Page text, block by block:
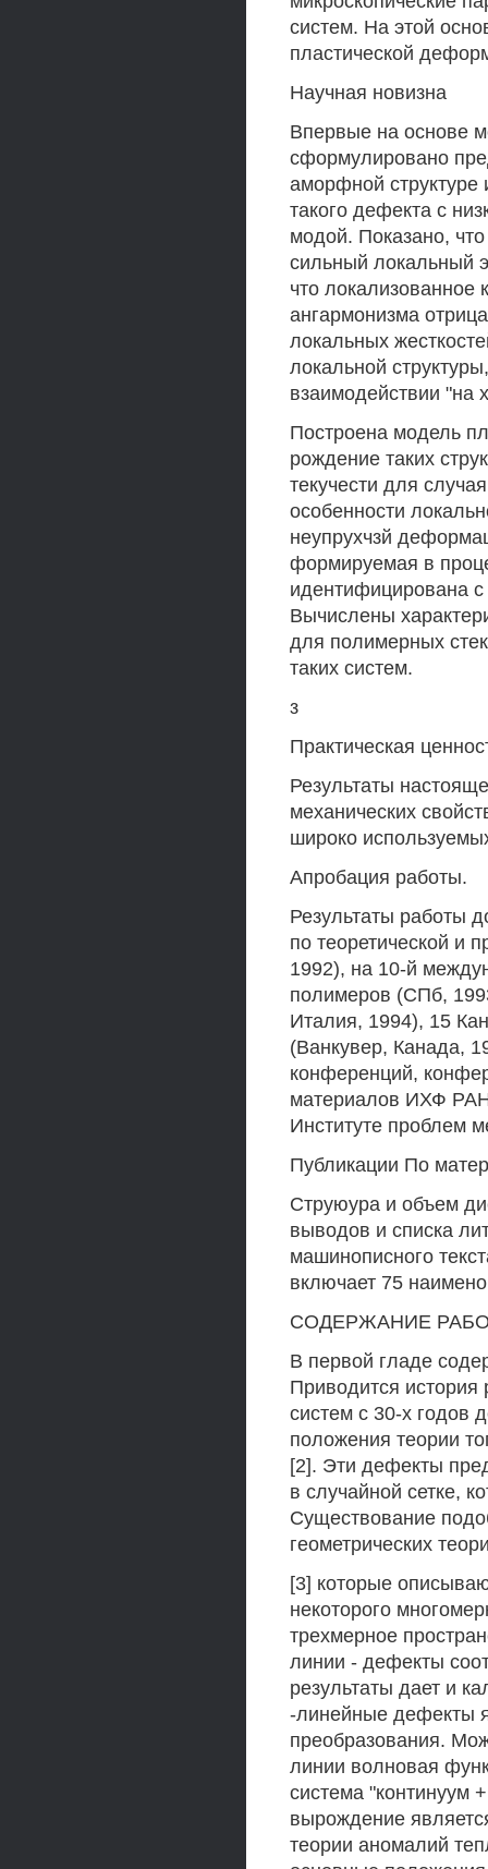
систем. На этой
пластической
Научная новизна
Впервые на основе
сформулировано
аморфной структуре
такого дефекта с
модой. Показано,
сильный локальный
что локализованное
ангармонизма
локальных
локальной
взаимодействии "на
Построена модель
рождение таких
текучести для
особенности
неупрухчзй
формируемая в
идентифицирована с
Вычислены
для полимерных
таких систем.
з
Практическая
Результаты
механических
широко
Апробация работы.
Результаты работы
по теоретической и
1992), на 10-й
полимеров (СПб,
Италия, 1994), 15
(Ванкувер, Канада,
конференций,
материалов ИХФ
Институте проблем
Публикации По
Струюура и объем
выводов и списка
машинописного
включает 75
СОДЕРЖАНИЕ
В первой гладе
Приводится история
систем с 30-х годов
положения теории
[2]. Эти дефекты
в случайной сетке,
Существование
геометрических
[3] которые
некоторого
трехмерное
линии - дефекты
результаты дает и
-линейные дефекты
преобразования.
линии волновая
система "континуум
вырождение
теории аномалий